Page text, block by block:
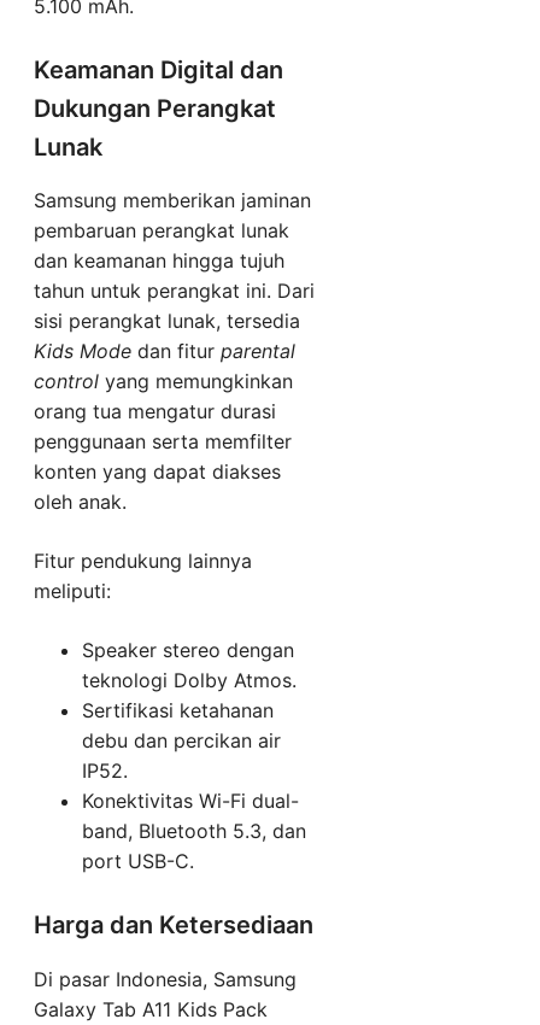
5.100 mAh.
Keamanan Digital dan
Dukungan Perangkat
Lunak
Samsung memberikan jaminan
pembaruan perangkat lunak
dan keamanan hingga tujuh
tahun untuk perangkat ini. Dari
sisi perangkat lunak, tersedia
Kids Mode dan fitur parental
control yang memungkinkan
orang tua mengatur durasi
penggunaan serta memfilter
konten yang dapat diakses
oleh anak.
Fitur pendukung lainnya
meliputi:
Speaker stereo dengan
teknologi Dolby Atmos.
Sertifikasi ketahanan
debu dan percikan air
IP52.
Konektivitas Wi-Fi dual-
band, Bluetooth 5.3, dan
port USB-C.
Harga dan Ketersediaan
Di pasar Indonesia, Samsung
Galaxy Tab A11 Kids Pack